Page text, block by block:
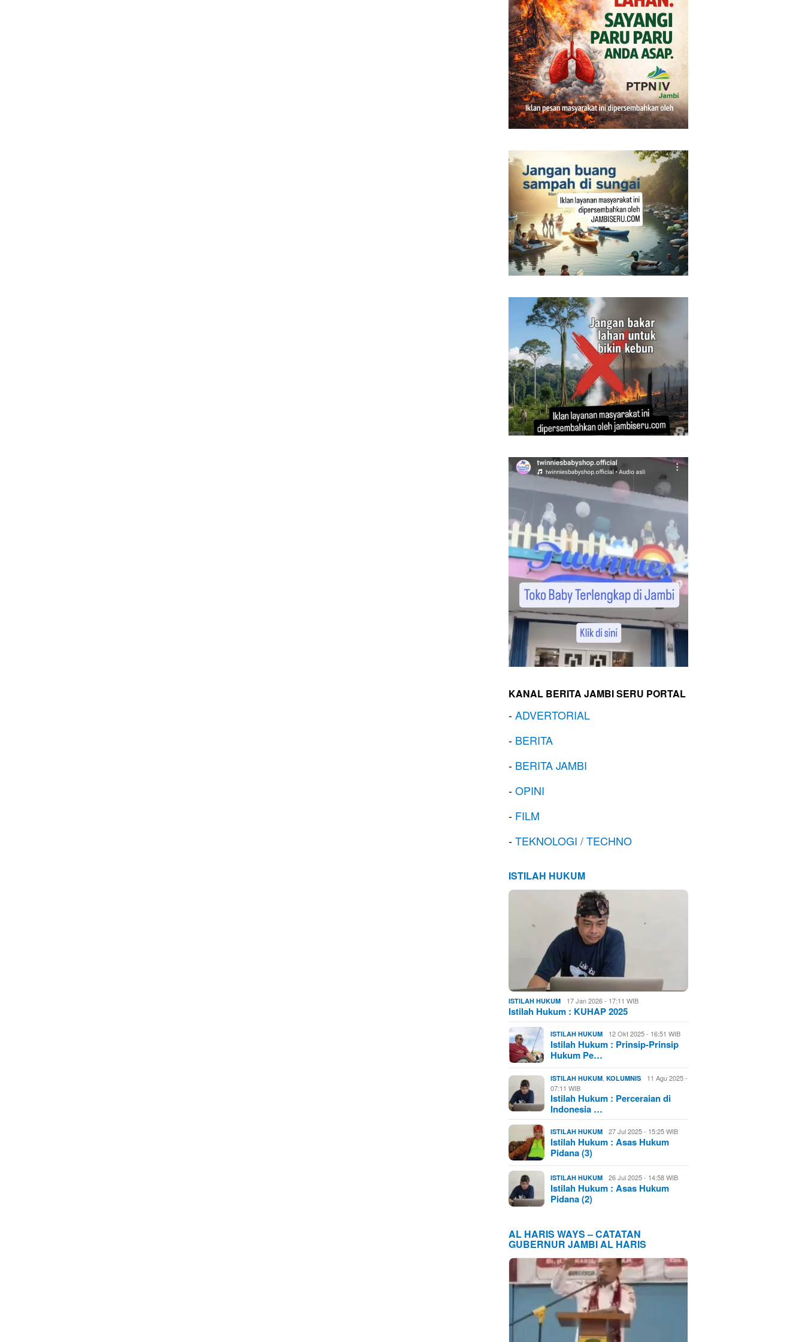
KANAL BERITA JAMBI SERU PORTAL
-ADVERTORIAL
- BERITA
- BERITA JAMBI
-OPINI
- FILM
-TEKNOLOGI / TECHNO
ISTILAH HUKUM
ISTILAH HUKUM 17 Jan 2026 - 17:11 WIB
Istilah Hukum : KUHAP 2025
ISTILAH HUKUM 12 Okt 2025 - 16:51 WIB
Istilah Hukum : Prinsip-Prinsip
Hukum Pe…
ISTILAH HUKUM ,KOLUMNIS
11 Agu 2025 -
07:11 WIB
Istilah Hukum : Perceraian di
Indonesia …
ISTILAH HUKUM 27 Jul 2025 - 15:25 WIB
Istilah Hukum : Asas Hukum
Pidana (3)
ISTILAH HUKUM 26 Jul 2025 - 14:58 WIB
Istilah Hukum : Asas Hukum
Pidana (2)
AL HARIS WAYS – CATATAN
GUBERNUR JAMBI AL HARIS